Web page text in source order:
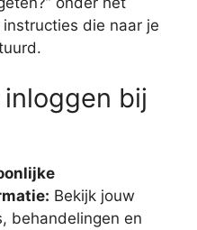
die naar je
bij
Bekijk jouw
behandelingen en